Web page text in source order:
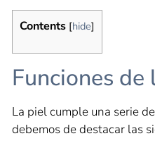
Contents [hide]
Funciones de
La piel cumple una serie
debemos de destacar las